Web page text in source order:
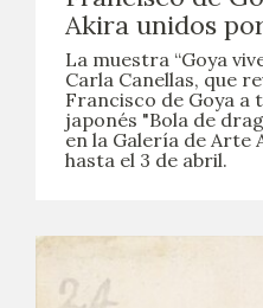
Akira unidos
La muestra “Goya
Carla Canellas, que
Francisco de Goya a
japonés "Bola de
en la Galería de Arte
hasta el 3 de abril.